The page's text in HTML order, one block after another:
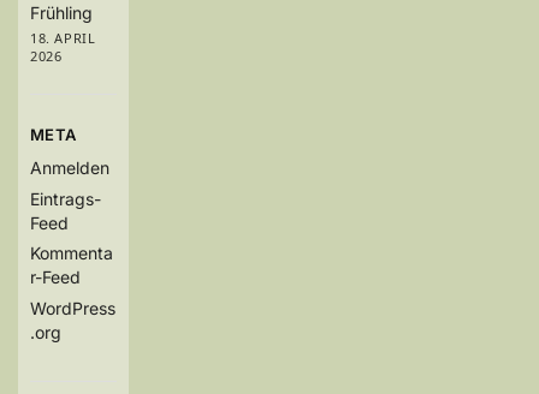
Frühling
18. APRIL
2026
META
Anmelden
Eintrags-
Feed
Kommenta
r-Feed
WordPress
.org